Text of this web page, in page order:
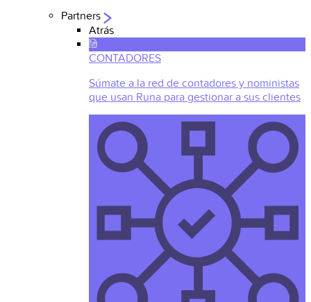
Partners
Atrás
CONTADORES
Súmate a la red de contadores y noministas
que usan Runa para gestionar a sus clientes